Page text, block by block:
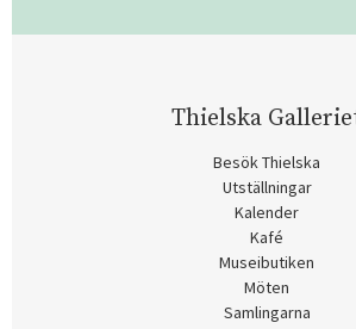
Thielska
Besök Thielska
Utställningar
Kalender
Kafé
Museibutiken
Möten
Samlingarna